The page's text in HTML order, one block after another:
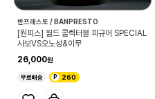
반프레스토 / BANPRESTO
[원피스] 월드 콜렉터블 피규어 SPECIAL
사보VS오노성&이무
26,000
무료배송 260